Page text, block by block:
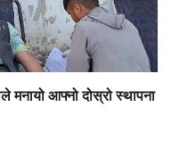
मनायो आफ्नो दोस्रो स्थापना